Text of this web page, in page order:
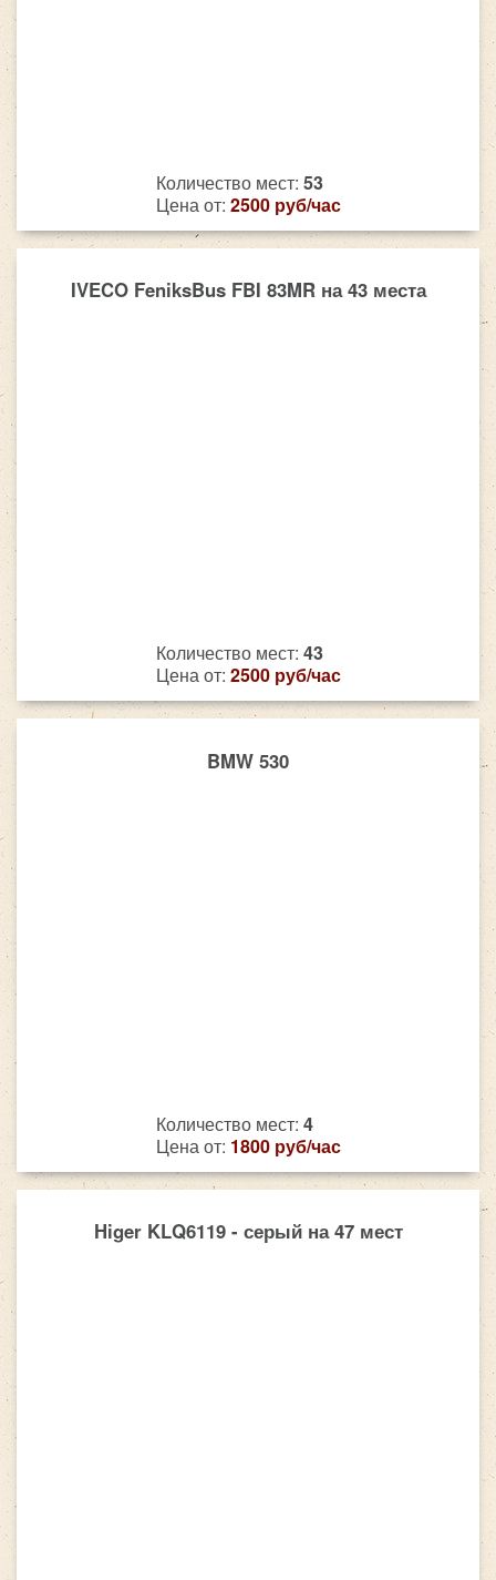
Количество мест: 53
Цена от: 2500 руб/час
IVECO FeniksBus FBI 83MR на 43 места
Количество мест: 43
Цена от: 2500 руб/час
BMW 530
Количество мест: 4
Цена от: 1800 руб/час
Higer KLQ6119 - серый на 47 мест